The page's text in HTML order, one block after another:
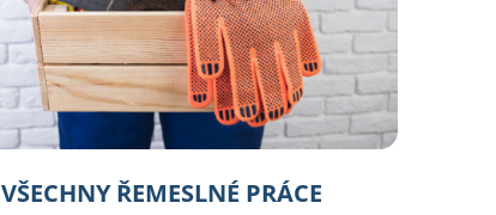
VŠECHNY ŘEMESLNÉ PRÁCE